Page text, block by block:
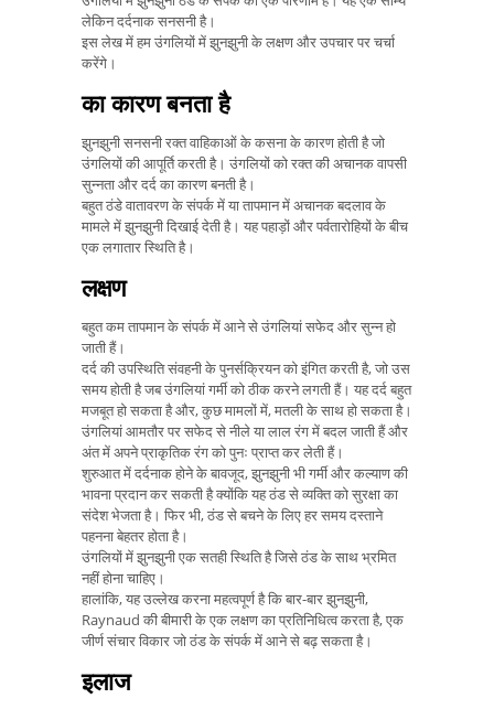
लेकिन दर्दनाक सनसनी है।
इस लेख में हम उंगलियों में झुनझुनी के लक्षण और उपचार पर चर्चा
करेंगे।
का कारण बनता है
झुनझुनी सनसनी रक्त वाहिकाओं के कसना के कारण होती है जो
उंगलियों की आपूर्ति करती है। उंगलियों को रक्त की अचानक वापसी
सुन्नता और दर्द का कारण बनती है।
बहुत ठंडे वातावरण के संपर्क में या तापमान में अचानक बदलाव के
मामले में झुनझुनी दिखाई देती है। यह पहाड़ों और पर्वतारोहियों के बीच
एक लगातार स्थिति है।
लक्षण
बहुत कम तापमान के संपर्क में आने से उंगलियां सफेद और सुन्न हो
जाती हैं।
दर्द की उपस्थिति संवहनी के पुनर्सक्रियन को इंगित करती है, जो उस
समय होती है जब उंगलियां गर्मी को ठीक करने लगती हैं। यह दर्द बहुत
मजबूत हो सकता है और, कुछ मामलों में, मतली के साथ हो सकता है।
उंगलियां आमतौर पर सफेद से नीले या लाल रंग में बदल जाती हैं और
अंत में अपने प्राकृतिक रंग को पुनः प्राप्त कर लेती हैं।
शुरुआत में दर्दनाक होने के बावजूद, झुनझुनी भी गर्मी और कल्याण की
भावना प्रदान कर सकती है क्योंकि यह ठंड से व्यक्ति को सुरक्षा का
संदेश भेजता है। फिर भी, ठंड से बचने के लिए हर समय दस्ताने
पहनना बेहतर होता है।
उंगलियों में झुनझुनी एक सतही स्थिति है जिसे ठंड के साथ भ्रमित
नहीं होना चाहिए।
हालांकि, यह उल्लेख करना महत्वपूर्ण है कि बार-बार झुनझुनी,
Raynaud की बीमारी के एक लक्षण का प्रतिनिधित्व करता है, एक
जीर्ण संचार विकार जो ठंड के संपर्क में आने से बढ़ सकता है।
इलाज